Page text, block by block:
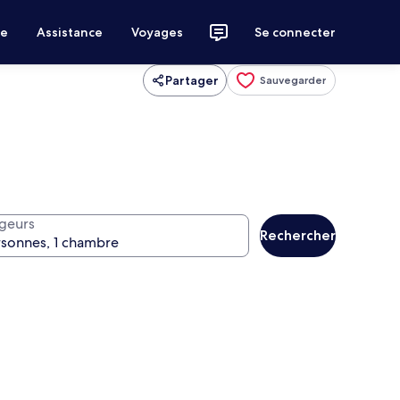
Assistance Voyages Se connecter
Partager Sauvegarder
Rechercher